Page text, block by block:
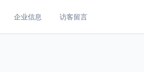
企业信息 访客留言